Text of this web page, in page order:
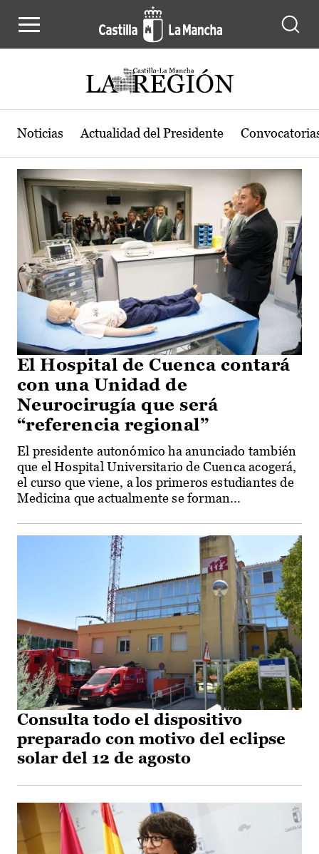
Actualidad de la región de Castilla-
Noticias Actualidad del Presidente
El Hospital de Cuenca contará
con una Unidad de
Neurocirugía que será
“referencia regional”
El presidente autonómico ha anunciado también
que el Hospital Universitario de Cuenca acogerá,
el curso que viene, a los primeros estudiantes de
Medicina que actualmente se forman...
Consulta todo el dispositivo
preparado con motivo del eclipse
solar del 12 de agosto